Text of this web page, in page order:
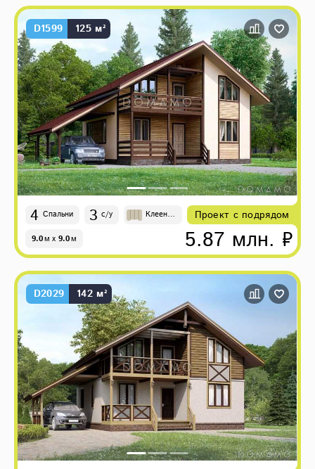
D1599 125 м²
4 Спальни 3 с/у
Клеены
9.0м x 9.0м
Проект с подрядом
5.87 млн. ₽
D2029 142 м²